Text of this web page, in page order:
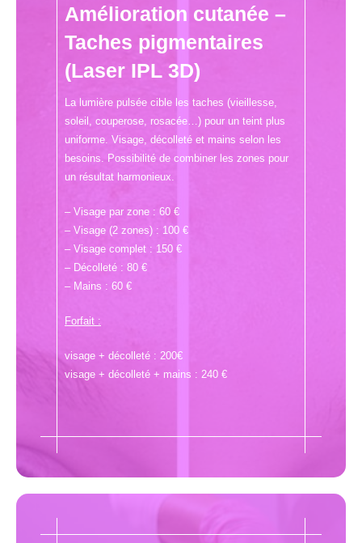
Amélioration cutanée –
Taches pigmentaires
(Laser IPL 3D)
La lumière pulsée cible les taches (vieillesse,
soleil, couperose, rosacée…) pour un teint plus
uniforme. Visage, décolleté et mains selon les
besoins. Possibilité de combiner les zones pour
un résultat harmonieux.
– Visage par zone : 60 €
– Visage (2 zones) : 100 €
– Visage complet : 150 €
– Décolleté : 80 €
– Mains : 60 €
Forfait :
visage + décolleté : 200€
visage + décolleté + mains : 240 €